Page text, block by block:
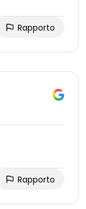
Rapporto
Rapporto